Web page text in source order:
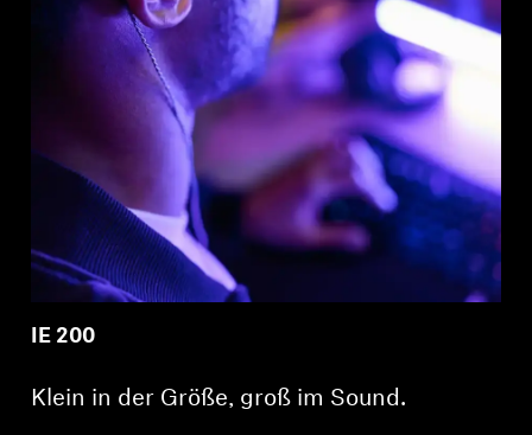
IE 200
Klein in der Größe, groß im Sound.